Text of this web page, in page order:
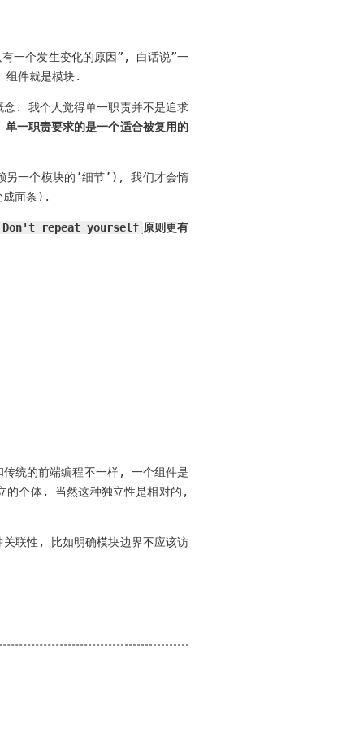
一个发生变化的原因”, 白话说”一
件就是模块.
. 我个人觉得单一职责并不是追求
单一职责要求的是一个适合被复用的
另一个模块的’细节’), 我们才会惰
成面条).
Don't repeat yourself 原则更有
统的前端编程不一样, 一个组件是
的个体. 当然这种独立性是相对的,
关联性, 比如明确模块边界不应该访